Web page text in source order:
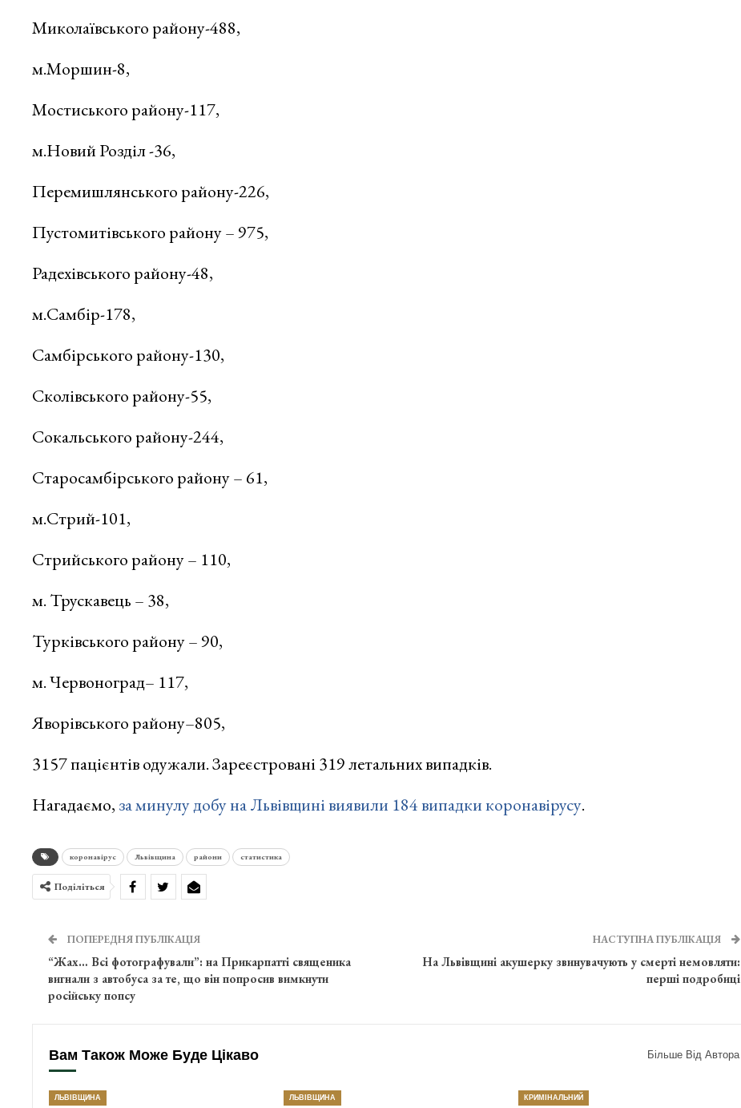
Миколаївського району-488,
м.Моршин-8,
Мостиського району-117,
м.Новий Розділ -36,
Перемишлянського району-226,
Пустомитівського району – 975,
Радехівського району-48,
м.Самбір-178,
Самбірського району-130,
Сколівського району-55,
Сокальського району-244,
Старосамбірського району – 61,
м.Стрий-101,
Стрийського району – 110,
м. Трускавець – 38,
Турківського району – 90,
м. Червоноград– 117,
Яворівського району–805,
3157 пацієнтів одужали. Зареєстровані 319 летальних випадків.
Нагадаємо, за минулу добу на Львівщині виявили 184 випадки коронавірусу.
коронавірус Львівщина райони статистика
Поділіться
ПОПЕРЕДНЯ ПУБЛІКАЦІЯ
“Жах… Всі фотографували”: на Прикарпатті священика
вигнали з автобуса за те, що він попросив вимкнути
російську попсу
НАСТУПНА ПУБЛІКАЦІЯ
На Львівщині акушерку звинувачують у смерті немовляти:
перші подробиці
Вам Також Може Буде Цікаво Більше Від Автора
ЛЬВІВЩИНА ЛЬВІВЩИНА КРИМІНАЛЬНИЙ